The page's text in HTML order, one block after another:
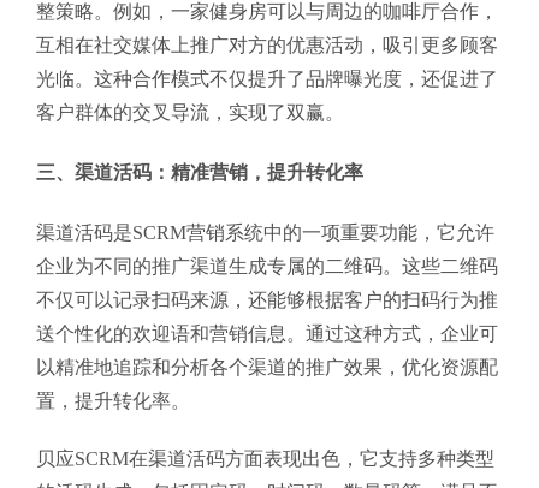
整策略。例如，一家健身房可以与周边的咖啡厅合作，
互相在社交媒体上推广对方的优惠活动，吸引更多顾客
光临。这种合作模式不仅提升了品牌曝光度，还促进了
客户群体的交叉导流，实现了双赢。
三、渠道活码：精准营销，提升转化率
渠道活码是SCRM营销系统中的一项重要功能，它允许
企业为不同的推广渠道生成专属的二维码。这些二维码
不仅可以记录扫码来源，还能够根据客户的扫码行为推
送个性化的欢迎语和营销信息。通过这种方式，企业可
以精准地追踪和分析各个渠道的推广效果，优化资源配
置，提升转化率。
贝应SCRM在渠道活码方面表现出色，它支持多种类型